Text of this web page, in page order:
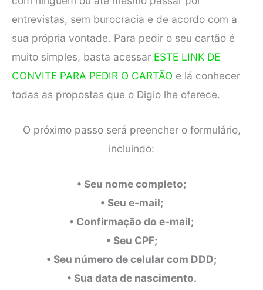
entrevistas, sem burocracia e de acordo com a
sua própria vontade. Para pedir o seu cartão é
muito simples, basta acessar ESTE LINK DE
CONVITE PARA PEDIR O CARTÃO e lá conhecer
todas as propostas que o Digio lhe oferece.
O próximo passo será preencher o formulário,
incluindo:
• Seu nome completo;
• Seu e-mail;
• Confirmação do e-mail;
• Seu CPF;
• Seu número de celular com DDD;
• Sua data de nascimento.